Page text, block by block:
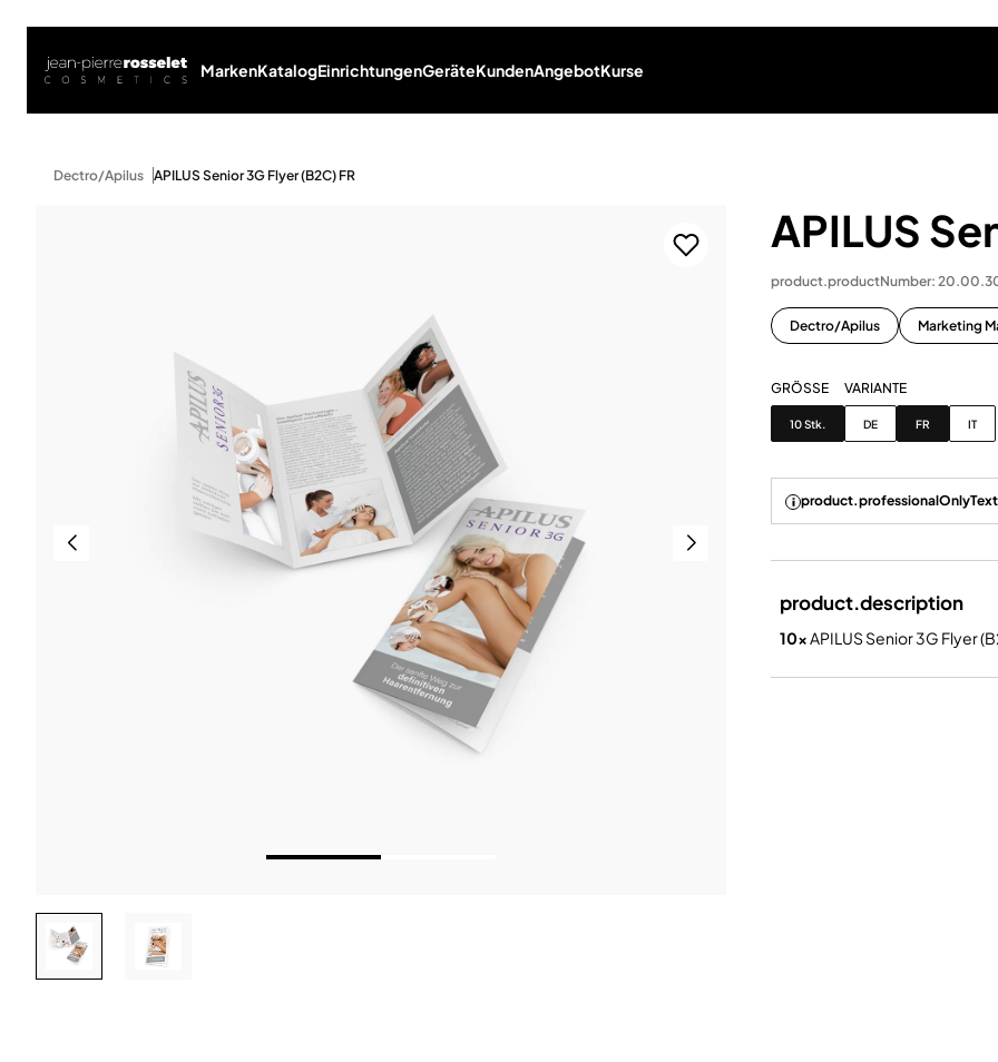
MarkenKatalogEinrichtungenGeräteKundenAngebotKurse
Dectro/Apilus APILUS Senior 3G Flyer (B2C) FR
APILUS
product.productNumber:
Dectro/Apilus Marketing
GRÖSSE
Grösse
10 Stk.
VARIANTE
Variante
DE FR IT
product.professionalOnlyText
product.description
10xAPILUS Senior 3G Flyer